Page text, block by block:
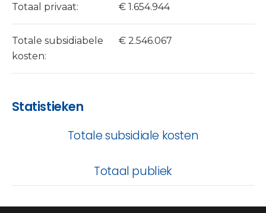
Totaal privaat: € 1.654.944
Totale subsidiabele
kosten:
€ 2.546.067
Statistieken
Totale subsidiale kosten
Totaal publiek